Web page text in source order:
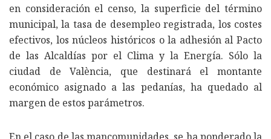
en consideración el censo, la superficie del término
municipal, la tasa de desempleo registrada, los costes
efectivos, los núcleos históricos o la adhesión al Pacto
de las Alcaldías por el Clima y la Energía. Sólo la
ciudad de València, que destinará el montante
económico asignado a las pedanías, ha quedado al
margen de estos parámetros.